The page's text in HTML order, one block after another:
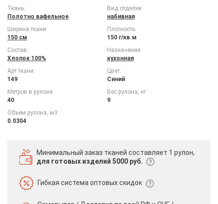
Ткань:
Полотно вафельное
Вид отделки:
набивная
Ширина ткани:
150 см
Плотность:
150 г/кв.м
Состав:
Хлопок 100%
Назначение:
кухонная
Арт ткани:
149
Цвет:
Синий
Метров в рулоне:
40
Вес рулона, кг:
9
Объем рулона, м3:
0.0304
Минимальный заказ тканей составляет 1 рулон,
для готовых изделий 5000 руб.
Гибкая системаоптовых скидок